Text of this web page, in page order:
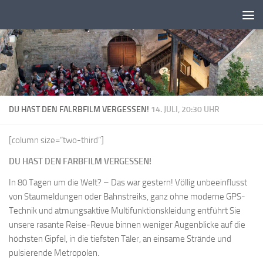
DU HAST DEN FALRBFILM VERGESSEN! 14. JULI, 20:30 UHR
[column size=“two-third“]
DU HAST DEN FARBFILM VERGESSEN!
In 80 Tagen um die Welt? – Das war gestern! Völlig unbeeinflusst
von Staumeldungen oder Bahnstreiks, ganz ohne moderne GPS-
Technik und atmungsaktive Multifunktionskleidung entführt Sie
unsere rasante Reise-Revue binnen weniger Augenblicke auf die
höchsten Gipfel, in die tiefsten Täler, an einsame Strände und
pulsierende Metropolen.